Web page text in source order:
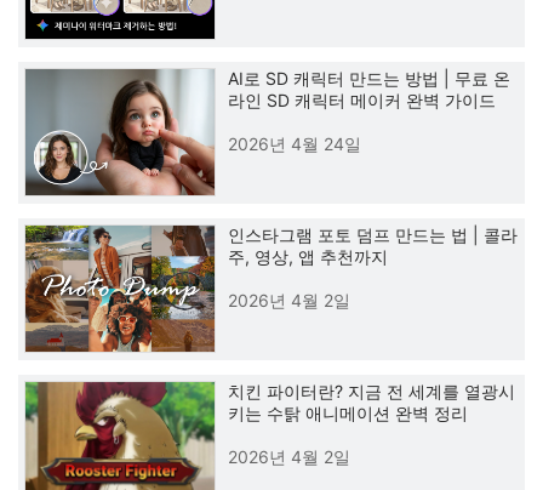
AI로 SD 캐릭터 만드는 방법 | 무료 온
라인 SD 캐릭터 메이커 완벽 가이드
2026년 4월 24일
인스타그램 포토 덤프 만드는 법 | 콜라
주, 영상, 앱 추천까지
2026년 4월 2일
치킨 파이터란? 지금 전 세계를 열광시
키는 수탉 애니메이션 완벽 정리
2026년 4월 2일